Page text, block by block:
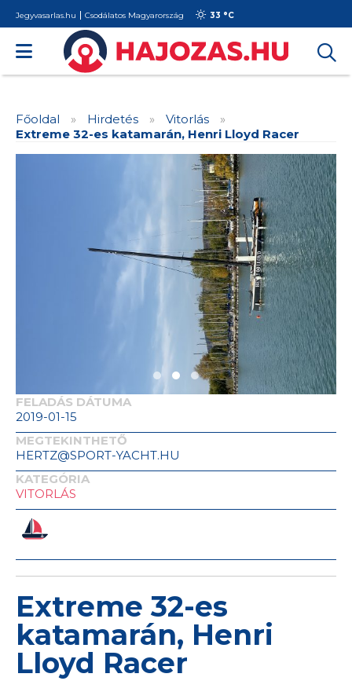
Jegyvasarlas.hu Csodálatos Magyarország 33 °C
Főoldal » Hirdetés » Vitorlás
»
Extreme 32-es katamarán, Henri Lloyd Racer
FELADÁS DÁTUMA
2019-01-15
MEGTEKINTHETŐ
HERTZ@SPORT-YACHT.HU
KATEGÓRIA
VITORLÁS
Extreme 32-es
katamarán, Henri
Lloyd Racer